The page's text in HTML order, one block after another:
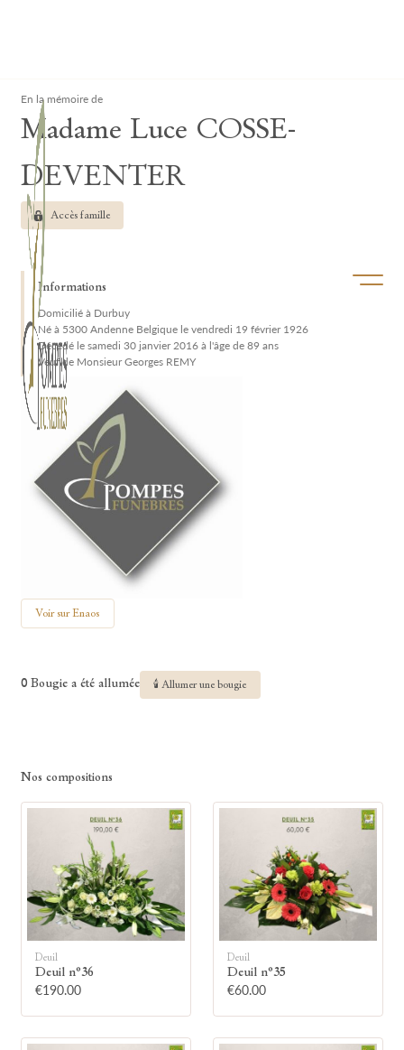
Ouvrir/
En la mémoire de
Madame Luce COSSE-
DEVENTER
Accès famille
Informations
Domicilié à Durbuy
Né à 5300 Andenne Belgique le vendredi 19 février 1926
Décédé le samedi 30 janvier 2016 à l'âge de 89 ans
Veuf de Monsieur Georges REMY
Voir sur Enaos
0 Bougie a été allumée 🕯 Allumer une bougie
Allumez une bougie
Nos compositions
Deuil
Deuil n°36
€190.00
Deuil
Deuil n°35
€60.00